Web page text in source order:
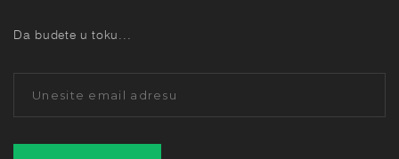
Da budete u toku...